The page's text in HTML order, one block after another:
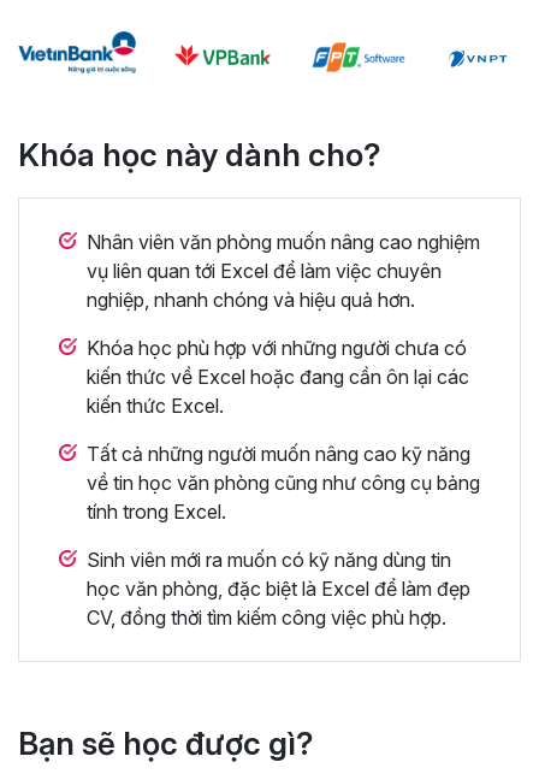
Khóa học này dành cho?
Nhân viên văn phòng muốn nâng cao nghiệm
vụ liên quan tới Excel để làm việc chuyên
nghiệp, nhanh chóng và hiệu quả hơn.
Khóa học phù hợp với những người chưa có
kiến thức về Excel hoặc đang cần ôn lại các
kiến thức Excel.
Tất cả những người muốn nâng cao kỹ năng
về tin học văn phòng cũng như công cụ bảng
tính trong Excel.
Sinh viên mới ra muốn có kỹ năng dùng tin
học văn phòng, đặc biệt là Excel để làm đẹp
CV, đồng thời tìm kiếm công việc phù hợp.
Bạn sẽ học được gì?